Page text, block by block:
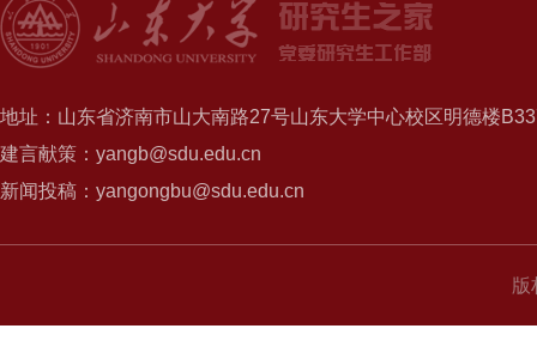
地址：山东省济南市山大南路27号山东大学中心校区明德楼
建言献策：yangb@sdu.edu.cn
新闻投稿：yangongbu@sdu.edu.cn
版